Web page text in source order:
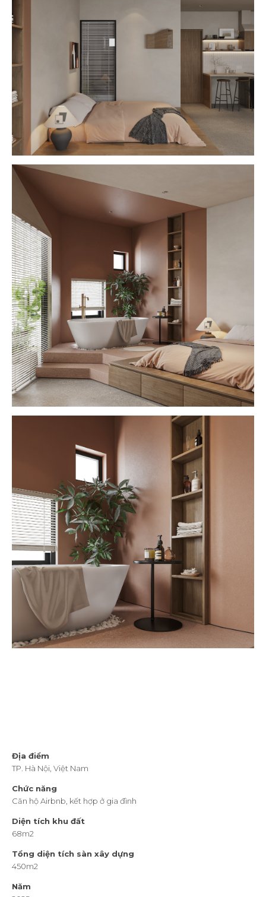
Địa điểm
TP. Hà Nội, Việt Nam
Chức năng
Căn hộ Airbnb, kết hợp ở gia đình
Diện tích khu đất
68m2
Tổng diện tích sàn xây dựng
450m2
Năm